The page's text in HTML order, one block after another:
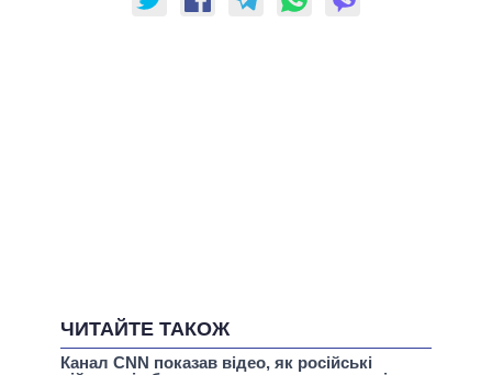
ЧИТАЙТЕ ТАКОЖ
Канал CNN показав відео, як російські